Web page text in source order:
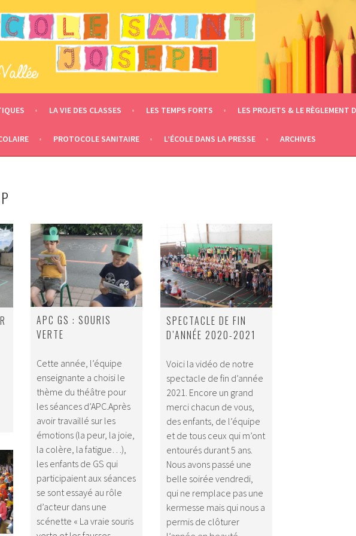
LE MESNIL EN VALLÉE
LA VIE DES CLASSES LES TEMPS FORTS LES PROJETS & LE RÈGLEMENT
PROTOCOLE SANITAIRE L’ÉCOLE DANS LA PRESSE ARCHIVES
APC GS : SOURIS
VERTE
Cette année, l’équipe
enseignante a choisi le
thème du théâtre pour
les séances d’APC.Après
avoir travaillé sur les
émotions (la peur, la joie,
la colère, la fatigue…),
les enfants de GS qui
participaient aux séances
se sont essayé au rôle
d’acteur dans une
scénette « La vraie souris
SPECTACLE DE FIN
D’ANNÉE 2020-2021
Voici la vidéo de notre
spectacle de fin d’année
2021. Encore un grand
merci chacun de vous,
des enfants, de l’équipe
et de tous ceux qui m’ont
entourés durant 5 ans.
Nous avons passé une
belle soirée vendredi,
qui ne remplace pas une
kermesse mais qui nous a
permis de clôturer